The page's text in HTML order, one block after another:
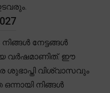
നേട്ടങ്ങൾ
വർഷമാണിത്. ഈ
ശുഭാപ്തി വിശ്വാസവും
നിങ്ങൾ